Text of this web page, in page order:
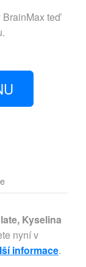
BrainMaxteď
Kyselina
nyní v
informace.